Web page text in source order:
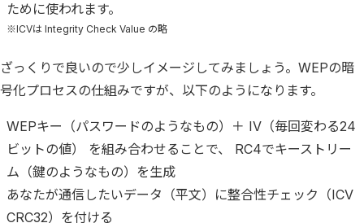
ために使われます。
※ICVは Integrity Check Value の略
ざっくりで良いので少しイメージしてみましょう。WEPの暗
号化プロセスの仕組みですが、以下のようになります。
WEPキー（パスワードのようなもの）＋ IV（毎回変わる24
ビットの値） を組み合わせることで、 RC4でキーストリー
ム（鍵のようなもの）を生成
あなたが通信したいデータ（平文）に整合性チェック（ICV
CRC32）を付ける